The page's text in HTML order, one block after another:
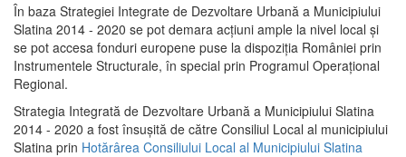
În baza Strategiei Integrate de Dezvoltare Urbană a Municipiului
Slatina 2014 - 2020 se pot demara acţiuni ample la nivel local şi
se pot accesa fonduri europene puse la dispoziţia României prin
Instrumentele Structurale, în special prin Programul Operațional
Regional.
Strategia Integrată de Dezvoltare Urbană a Municipiului Slatina
2014 - 2020 a fost însuşită de către Consiliul Local al municipiului
Slatina prin Hotărârea Consiliului Local al Municipiului Slatina